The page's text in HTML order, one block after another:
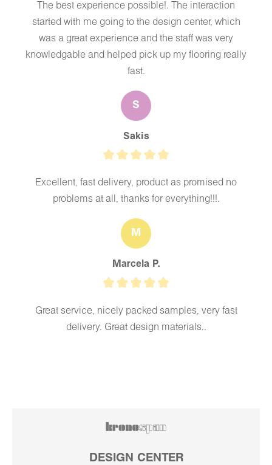
The best experience possible!. The interaction
started with me going to the design center, which
was a great experience and the staff was very
knowledgable and helped pick up my flooring really
fast.
S
Sakis
Excellent, fast delivery, product as promised no
problems at all, thanks for everything!!!.
M
Marcela P.
Great service, nicely packed samples, very fast
delivery. Great design materials..
DESIGN CENTER